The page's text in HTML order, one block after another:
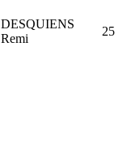
DESQUIENS
Remi
25